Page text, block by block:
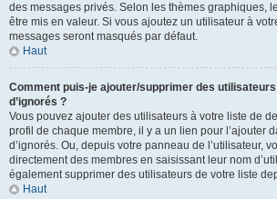
des messages privés. Selon les thèmes graphiques,
être mis en valeur. Si vous ajoutez un utilisateur à
messages seront masqués par défaut.
Haut
Comment puis-je ajouter/supprimer des utilisateurs
d’ignorés ?
Vous pouvez ajouter des utilisateurs à votre liste de
profil de chaque membre, il y a un lien pour l’ajouter
d’ignorés. Ou, depuis votre panneau de l’utilisateur,
directement des membres en saisissant leur nom
également supprimer des utilisateurs de votre liste
Haut